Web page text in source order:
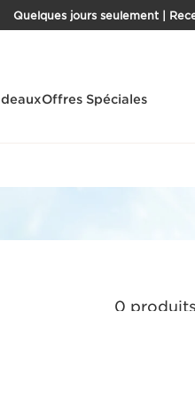
Quelques jours seulement |
Offres Spéciales
0